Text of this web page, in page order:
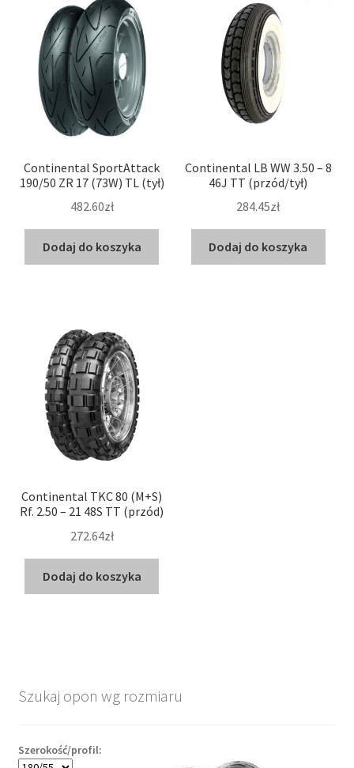
Continental SportAttack
190/50 ZR 17 (73W) TL (tył)
482.60zł
Dodaj do koszyka
Continental LB WW 3.50 – 8
46J TT (przód/tył)
284.45zł
Dodaj do koszyka
Continental TKC 80 (M+S)
Rf. 2.50 – 21 48S TT (przód)
272.64zł
Dodaj do koszyka
Szukaj opon wg rozmiaru
Szerokość/profil: